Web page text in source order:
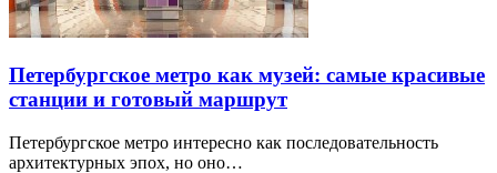
Петербургское метро как музей: самые красивые
станции и готовый маршрут
Петербургское метро интересно как последовательность
архитектурных эпох, но оно…